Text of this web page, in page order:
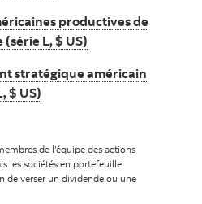
productives de
L, $ US)
stratégique américain
$ US)
de l’équipe des actions
les sociétés en portefeuille
de verser un dividende ou une